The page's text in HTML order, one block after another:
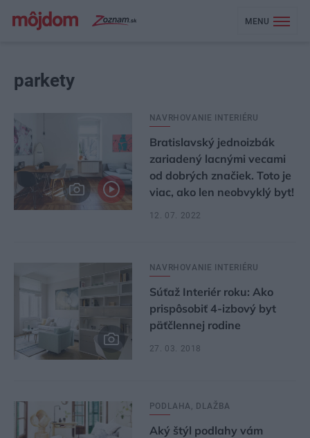
MENU
parkety
NAVRHOVANIE INTERIÉRU
Bratislavský jednoizbák
zariadený lacnými vecami
od dobrých značiek. Toto je
viac, ako len neobvyklý byt!
12. 07. 2022
NAVRHOVANIE INTERIÉRU
Súťaž Interiér roku: Ako
prispôsobiť 4-izbový byt
päťčlennej rodine
27. 03. 2018
PODLAHA, DLAŽBA
Aký štýl podlahy vám